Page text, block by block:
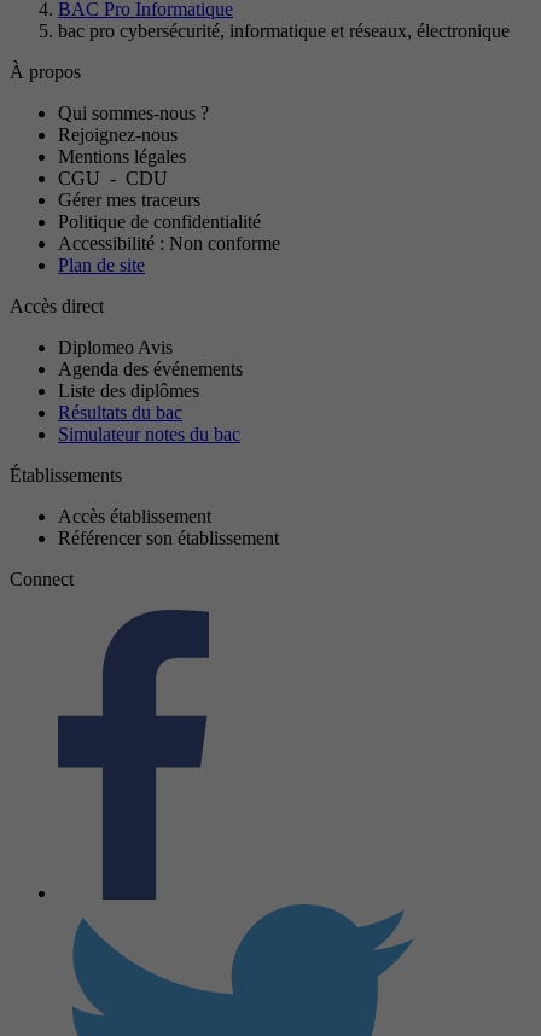
BAC Pro Informatique
bac pro cybersécurité, informatique et réseaux, électronique
À propos
Qui sommes-nous ?
Rejoignez-nous
Mentions légales
CGU - CDU
Gérer mes traceurs
Politique de confidentialité
Accessibilité : Non conforme
Plan de site
Accès direct
Diplomeo Avis
Agenda des événements
Liste des diplômes
Résultats du bac
Simulateur notes du bac
Établissements
Accès établissement
Référencer son établissement
Connect